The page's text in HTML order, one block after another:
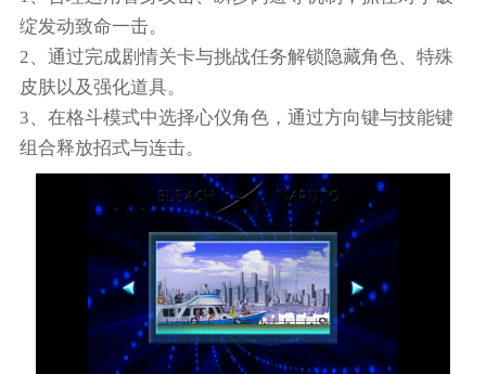
绽发动致命一击。
2、通过完成剧情关卡与挑战任务解锁隐藏角色、特殊
皮肤以及强化道具。
3、在格斗模式中选择心仪角色，通过方向键与技能键
组合释放招式与连击。